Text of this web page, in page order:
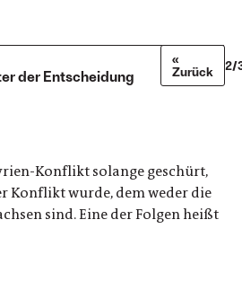
der Entscheidung
Konflikt solange geschürt,
Konflikt wurde, dem weder die
sind. Eine der Folgen heißt
«
Zurück
2/